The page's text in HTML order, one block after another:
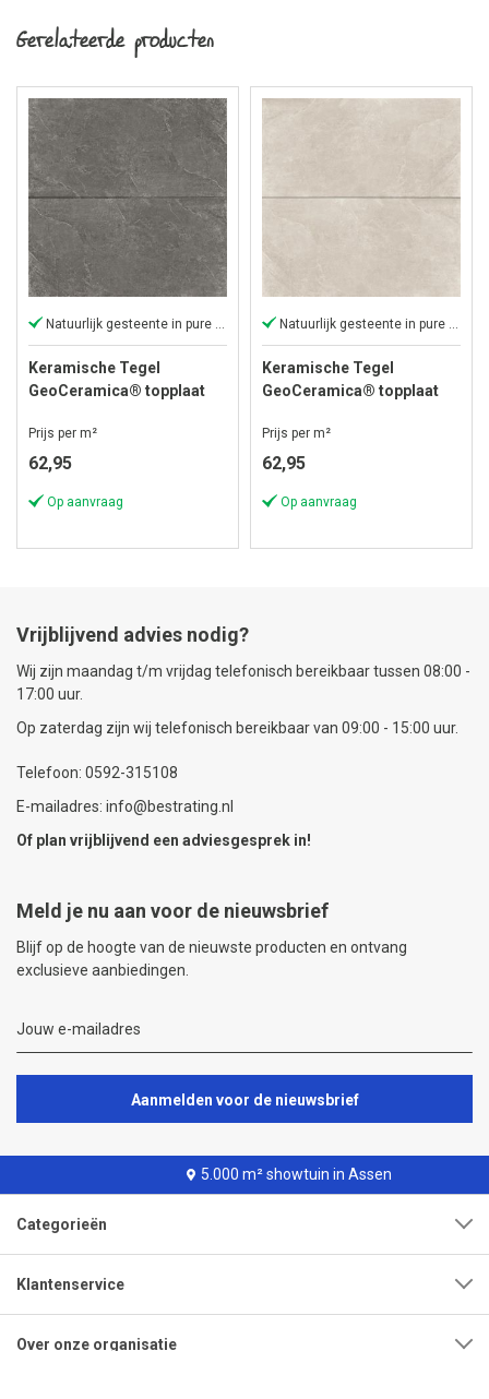
Gerelateerde producten
Natuurlijk gesteente in pure vorm
Keramische Tegel
GeoCeramica® topplaat
Prijs per m²
62,95
Op aanvraag
Natuurlijk gesteente in pure vorm
Keramische Tegel
GeoCeramica® topplaat
Prijs per m²
62,95
Op aanvraag
Vrijblijvend advies nodig?
Wij zijn maandag t/m vrijdag telefonisch bereikbaar tussen 08:00 -
17:00 uur.
Op zaterdag zijn wij telefonisch bereikbaar van 09:00 - 15:00 uur.
Telefoon: 0592-315108
E-mailadres: info@bestrating.nl
Of plan vrijblijvend een adviesgesprek in!
Meld je nu aan voor de nieuwsbrief
Blijf op de hoogte van de nieuwste producten en ontvang
exclusieve aanbiedingen.
Aanmelden voor de nieuwsbrief
5.000 m² showtuin in Assen
Categorieën
Klantenservice
Over onze organisatie